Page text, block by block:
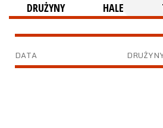
DRUŻYNY HALE
DATA